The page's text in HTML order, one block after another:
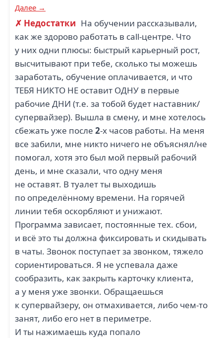
Далее →
✗ Недостатки На обучении рассказывали,
как же здорово работать в call-центре. Что
у них одни плюсы: быстрый карьерный рост,
высчитывают при тебе, сколько ты можешь
заработать, обучение оплачивается, и что
ТЕБЯ НИКТО НЕ оставит ОДНУ в первые
рабочие ДНИ (т.е. за тобой будет наставник/
супервайзер). Вышла в смену, и мне хотелось
сбежать уже после 2-х часов работы. На меня
все забили, мне никто ничего не объяснял/не
помогал, хотя это был мой первый рабочий
день, и мне сказали, что одну меня
не оставят. В туалет ты выходишь
по определённому времени. На горячей
линии тебя оскорбляют и унижают.
Программа зависает, постоянные тех. сбои,
и всё это ты должна фиксировать и скидывать
в чаты. Звонок поступает за звонком, тяжело
сориентироваться. Я не успевала даже
сообразить, как закрыть карточку клиента,
а у меня уже звонки. Обращаешься
к супервайзеру, он отмахивается, либо чем-то
занят, либо его нет в периметре.
И ты нажимаешь куда попало